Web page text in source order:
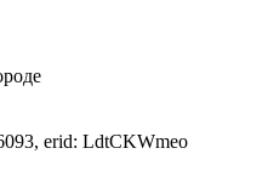
erid: LdtCKWmeo